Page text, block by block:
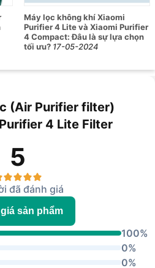
Máy lọc không khí Xiaomi
Purifier 4 Lite và Xiaomi Purifier
4 Compact: Đâu là sự lựa chọn
tối ưu? 17-05-2024
(Air Purifier filter)
4 Lite Filter
5
đã đánh giá
sản phẩm
100%
0%
0%